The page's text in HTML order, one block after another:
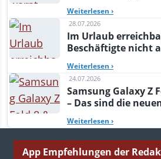
Weiterlesen ›
28.07.2026
Im Urlaub
Beschäftigte nicht
Weiterlesen ›
24.07.2026
Samsung Galaxy Z
– Das sind die
Weiterlesen ›
App Empfehlungen der